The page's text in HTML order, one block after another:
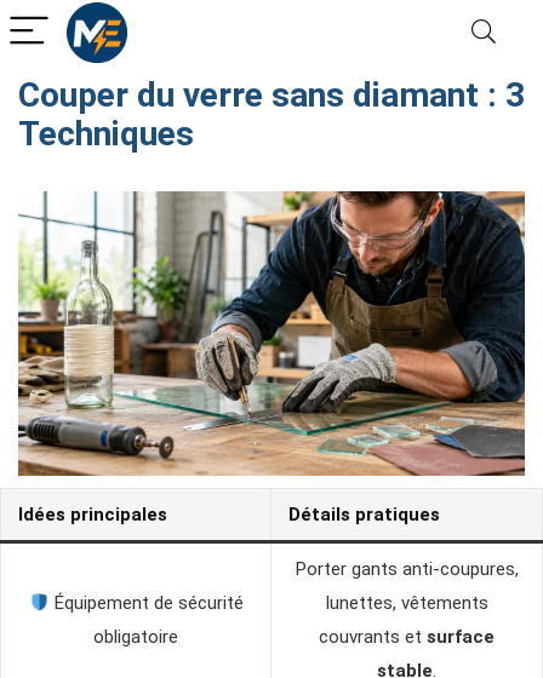
Couper du verre sans diamant : 3
Techniques
Idées principales Détails pratiques
Équipement de sécurité
obligatoire
Porter gants anti-coupures,
lunettes, vêtements
couvrants et surface
stable.